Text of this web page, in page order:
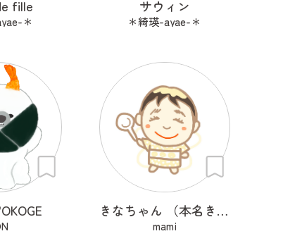
fille
＊
サウィン
＊綺瑛-ayae-＊
きなちゃん （本名きな子）
mami